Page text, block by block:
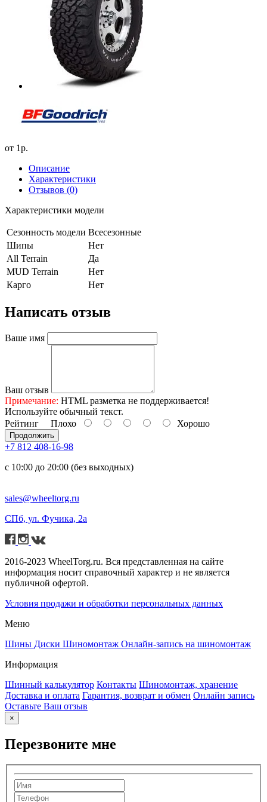
от 1р.
Описание
Характеристики
Отзывов (0)
Характеристики модели
Сезонность модели Всесезонные
Шипы
Нет
All Terrain
Да
MUD Terrain
Нет
Карго
Нет
Написать отзыв
Ваше имя
Ваш отзыв
Примечание: HTML разметка не поддерживается!
Используйте обычный текст.
Рейтинг Плохо Хорошо
Продолжить
+7 812 408-16-98
с 10:00 до 20:00 (без выходных)
sales@wheeltorg.ru
СПб, ул. Фучика, 2а
2016-2023 WheelTorg.ru. Вся представленная на сайте
информация носит справочный характер и не является
публичной офертой.
Условия продажи и обработки персональных данных
Меню
Шины Диски Шиномонтаж Онлайн-запись на шиномонтаж
Информация
Шинный калькулятор Контакты Шиномонтаж, хранение
Доставка и оплата Гарантия, возврат и обмен Онлайн запись
Оставьте Ваш отзыв
×
Перезвоните мне